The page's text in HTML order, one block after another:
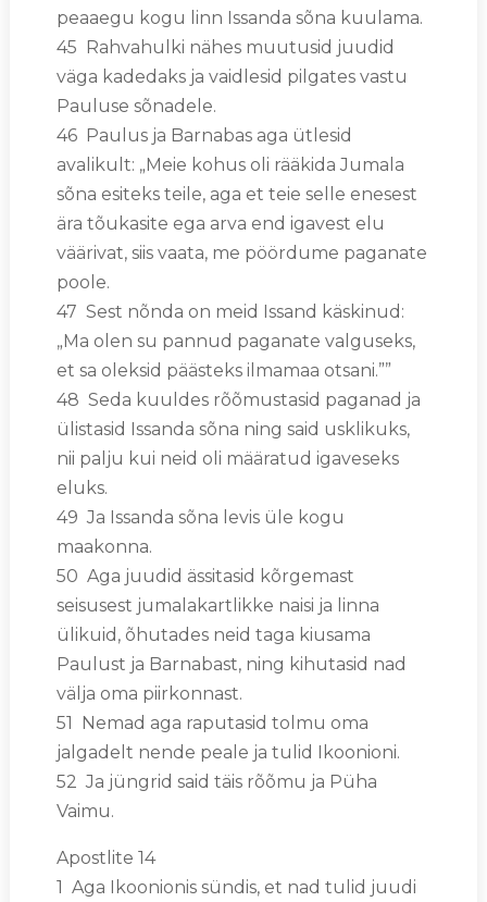
peaaegu kogu linn Issanda sõna kuulama.
45 Rahvahulki nähes muutusid juudid
väga kadedaks ja vaidlesid pilgates vastu
Pauluse sõnadele.
46 Paulus ja Barnabas aga ütlesid
avalikult: „Meie kohus oli rääkida Jumala
sõna esiteks teile, aga et teie selle enesest
ära tõukasite ega arva end igavest elu
väärivat, siis vaata, me pöördume paganate
poole.
47 Sest nõnda on meid Issand käskinud:
„Ma olen su pannud paganate valguseks,
et sa oleksid päästeks ilmamaa otsani.””
48 Seda kuuldes rõõmustasid paganad ja
ülistasid Issanda sõna ning said usklikuks,
nii palju kui neid oli määratud igaveseks
eluks.
49 Ja Issanda sõna levis üle kogu
maakonna.
50 Aga juudid ässitasid kõrgemast
seisusest jumalakartlikke naisi ja linna
ülikuid, õhutades neid taga kiusama
Paulust ja Barnabast, ning kihutasid nad
välja oma piirkonnast.
51 Nemad aga raputasid tolmu oma
jalgadelt nende peale ja tulid Ikoonioni.
52 Ja jüngrid said täis rõõmu ja Püha
Vaimu.
Apostlite 14
1 Aga Ikoonionis sündis, et nad tulid juudi